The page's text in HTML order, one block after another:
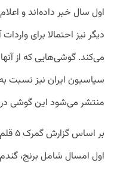
اول سال خبر داده‌اند و
می‌کند. گوشی‌هایی که از
سیاسیون ایران نیز نسبت
منتشر می‌شود این گوشی در
بر
اول امسال شامل برنج،